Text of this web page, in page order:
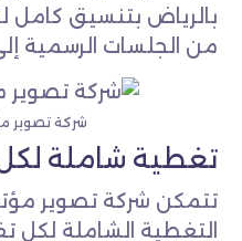
بالرياض بتنسيق كامل
من الجلسات الرسمية
شركة تصوير
تغطية شاملة
تتمكن شركة تصوير
التغطية الشاملة لكل